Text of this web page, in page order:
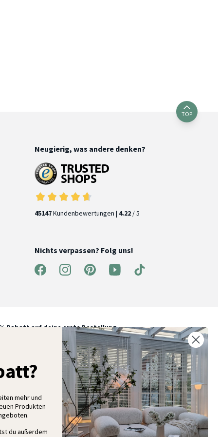
TOP
Neugierig, was andere denken?
45147Kundenbewertungen | 4.22 / 5
Nichts verpassen? Folg uns!
Rabatt auf deine erste Bestellung
Melde dich für unseren Newsletter an und entdecke neue
Kollektionen, Angebote und Wohnideen als Erstes
Anmelden
mehr und
Produkten
du außerdem